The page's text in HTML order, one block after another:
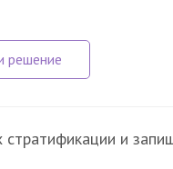
и